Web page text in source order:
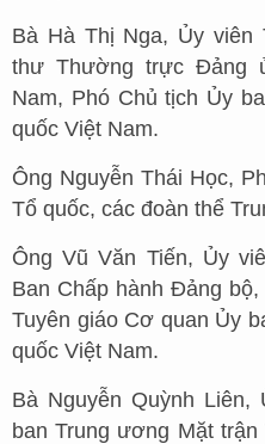
Bà Hà Thị Nga, Ủy
thư Thường trực Đảng
Nam, Phó Chủ tịch Ủy
quốc Việt Nam.
Ông Nguyễn Thái Học,
Tổ quốc, các đoàn thể
Ông Vũ Văn Tiến, Ủy
Ban Chấp hành Đảng
Tuyên giáo Cơ quan Ủy
quốc Việt Nam.
Bà Nguyễn Quỳnh
ban Trung ương Mặt